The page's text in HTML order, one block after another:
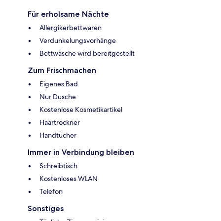
Für erholsame Nächte
Allergikerbettwaren
Verdunkelungsvorhänge
Bettwäsche wird bereitgestellt
Zum Frischmachen
Eigenes Bad
Nur Dusche
Kostenlose Kosmetikartikel
Haartrockner
Handtücher
Immer in Verbindung bleiben
Schreibtisch
Kostenloses WLAN
Telefon
Sonstiges